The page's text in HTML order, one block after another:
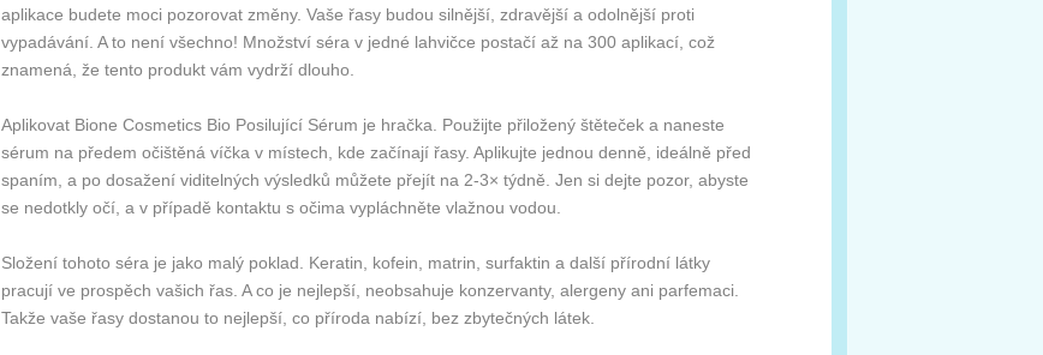
aplikace budete moci pozorovat změny. Vaše řasy budou silnější, zdravější a odolnější proti
vypadávání. A to není všechno! Množství séra v jedné lahvičce postačí až na 300 aplikací, což
znamená, že tento produkt vám vydrží dlouho.
Aplikovat Bione Cosmetics Bio Posilující Sérum je hračka. Použijte přiložený štěteček a naneste
sérum na předem očištěná víčka v místech, kde začínají řasy. Aplikujte jednou denně, ideálně před
spaním, a po dosažení viditelných výsledků můžete přejít na 2-3× týdně. Jen si dejte pozor, abyste
se nedotkly očí, a v případě kontaktu s očima vypláchněte vlažnou vodou.
Složení tohoto séra je jako malý poklad. Keratin, kofein, matrin, surfaktin a další přírodní látky
pracují ve prospěch vašich řas. A co je nejlepší, neobsahuje konzervanty, alergeny ani parfemaci.
Takže vaše řasy dostanou to nejlepší, co příroda nabízí, bez zbytečných látek.